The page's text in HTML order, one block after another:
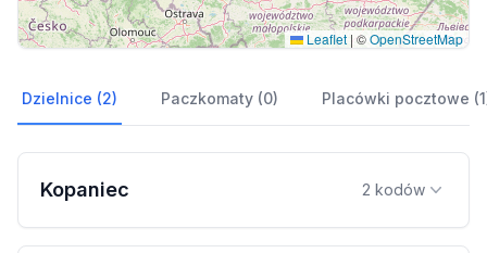
Leaflet | ©OpenStreetMap
Dzielnice (2) Paczkomaty (0) Placówki pocztowe
Kopaniec 2 kodów